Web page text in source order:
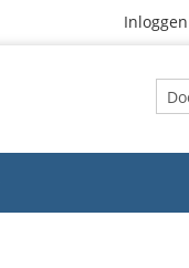
Inloggen
Zoek